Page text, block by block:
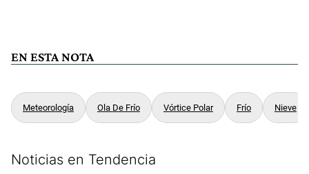
EN ESTA NOTA
Meteorología Ola De Frío Vórtice Polar Frío Nieve
Noticias en Tendencia